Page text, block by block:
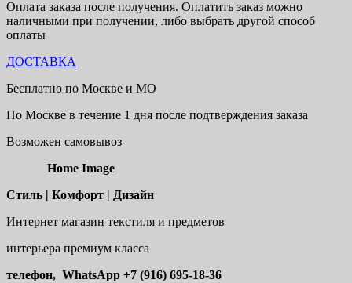
Оплата заказа после получения. Оплатить заказ можно
наличными при получении, либо выбрать другой способ
оплаты
ДОСТАВКА
Бесплатно по Москве и МО
По Москве в течение 1 дня после подтверждения заказа
Возможен самовывоз
Home Image
Стиль | Комфорт | Дизайн
Интернет магазин текстиля и предметов
интерьера премиум класса
телефон, WhatsApp +7 (916) 695-18-36